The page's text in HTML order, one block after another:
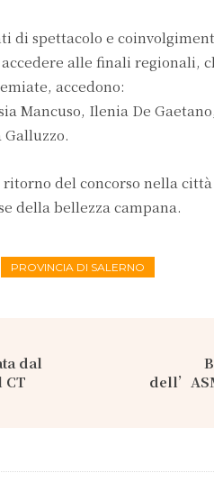
di spettacolo e
alle finali regionali,
accedono:
Mancuso, Ilenia De
del concorso nella
della bellezza campana.
PROVINCIA DI SALERNO
dal
CT